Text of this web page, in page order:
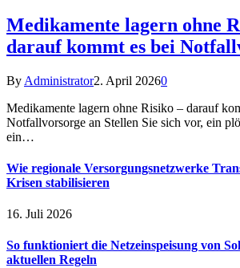
Medikamente lagern ohne
darauf kommt es bei
By Administrator2. April 20260
Medikamente lagern ohne Risiko – darauf
Notfallvorsorge an Stellen Sie sich vor, ein
ein…
Wie regionale Versorgungsnetzwerke
Krisen stabilisieren
16. Juli 2026
So funktioniert die Netzeinspeisung von
aktuellen Regeln